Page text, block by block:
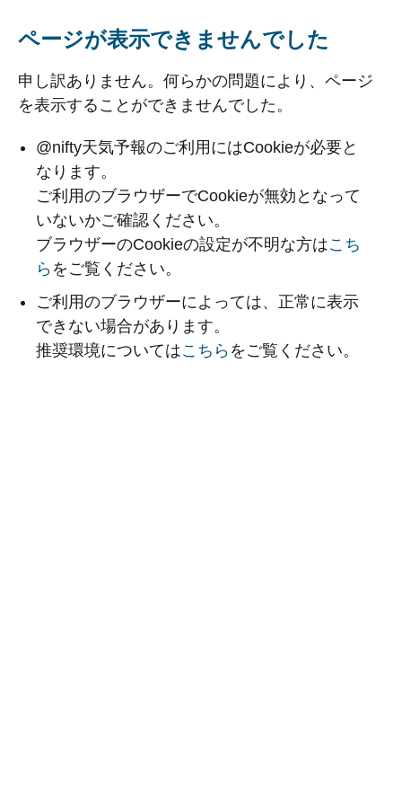
ページが表示できませんでした
申し訳ありません。何らかの問題により、ページ
を表示することができませんでした。
@nifty天気予報のご利用にはCookieが必要と
なります。
ご利用のブラウザーでCookieが無効となって
いないかご確認ください。
ブラウザーのCookieの設定が不明な方はこち
ら をご覧ください。
ご利用のブラウザーによっては、正常に表示
できない場合があります。
推奨環境についてはこちら をご覧ください。